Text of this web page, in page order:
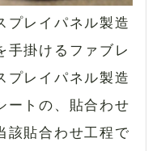
プレイパネル製造
手掛けるファブレ
プレイパネル製造
ートの、貼合わせ
該貼合わせ工程で